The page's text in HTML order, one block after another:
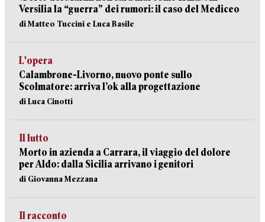
Versilia la “guerra” dei rumori: il caso del Mediceo
di Matteo Tuccini e Luca Basile
L'opera
Calambrone-Livorno, nuovo ponte sullo
Scolmatore: arriva l’ok alla progettazione
di Luca Cinotti
Il lutto
Morto in azienda a Carrara, il viaggio del dolore
per Aldo: dalla Sicilia arrivano i genitori
di Giovanna Mezzana
Il racconto